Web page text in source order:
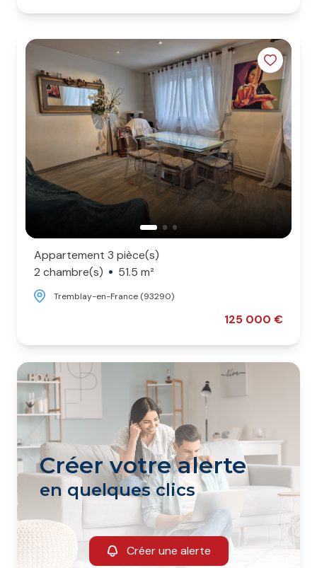
Appartement 3 pièce(s)
2 chambre(s)
51.5 m²
Tremblay-en-France (93290)
125 000 €
Créer votre alerte
en quelques clics
Créer une alerte